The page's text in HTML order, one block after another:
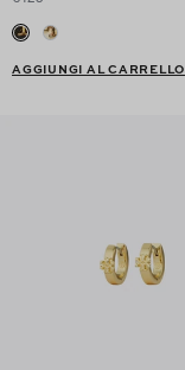
AGGIUNGI AL CARRELLO